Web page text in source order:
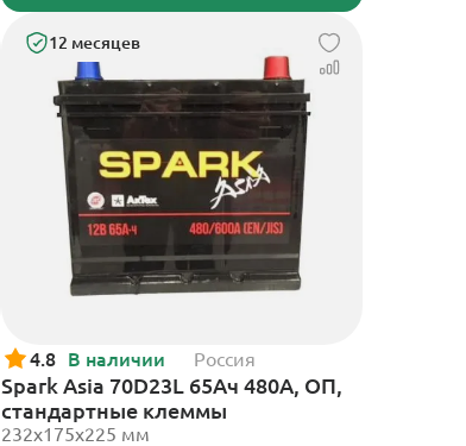
12 месяцев
4.8 В наличии Россия
Spark Asia 70D23L 65Ач 480А, ОП,
стандартные клеммы
232x175x225 мм